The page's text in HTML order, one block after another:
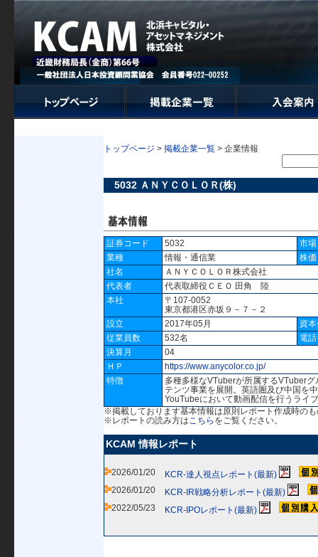
トップページ > 掲載企業一覧 > 企業情報
5032 ＡＮＹＣＯＬＯＲ(株)
証券コード 5032
市場
業種
情報・通信業
株価
社名
ＡＮＹＣＯＬＯＲ株式会社
代表者
代表取締役ＣＥＯ 田角 陸
本社
〒107-0052
東京都港区赤坂９－７－２
設立
2017年05月
資
従業員数
532名
電
決算月
04
ＨＰ
https://www.anycolor.co.jp/
特徴
多種多様なVTuberが所属するVTuber
テンツ事業を展開。英語圏及び中国を
YouTubeにおいて動画配信を行うライ
※掲載しております基本情報は原則レポート作成時の
※レポートの読み方はこちら をご覧ください。
KCAM 情報レポート
2026/01/20
KCR-達人視点レポート(最新)
2026/01/20
KCR-IR戦略分析レポート(最新)
2022/05/23
KCR-IPOレポート(最新)